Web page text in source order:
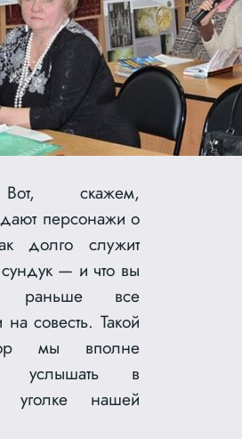
скажем,
персонажи о
долго служит
— и что вы
раньше все
совесть. Такой
мы вполне
услышать в
уголке нашей